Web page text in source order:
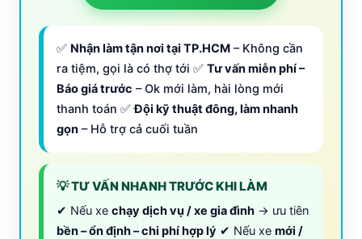
✅ Nhận làm tận nơi tại TP.HCM – Không cần
ra tiệm, gọi là có thợ tới ✅ Tư vấn miễn phí –
Báo giá trước – Ok mới làm, hài lòng mới
thanh toán ✅Đội kỹ thuật đông, làm nhanh
gọn – Hỗ trợ cả cuối tuần
💡 TƯ VẤN NHANH TRƯỚC KHI LÀM
✔ Nếu xe chạy dịch vụ / xe gia đình → ưu tiên
bền – ổn định – chi phí hợp lý ✔ Nếu xe mới /